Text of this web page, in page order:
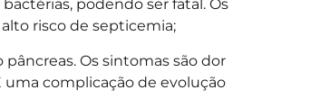
podendo ser fatal. Os
risco de septicemia;
Os sintomas são dor
uma complicação de evolução